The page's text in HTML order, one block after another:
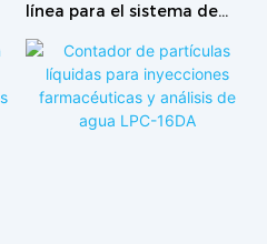
línea para el sistema de
monitorización del aire de
salas blancas LPC-M3